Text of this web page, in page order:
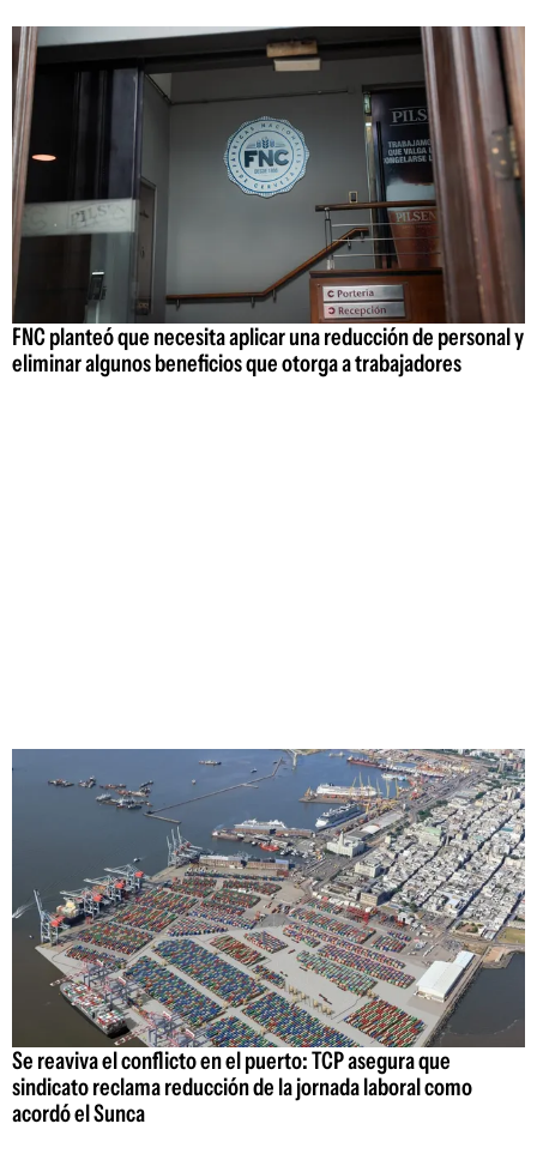
FNC planteó que necesita aplicar una reducción de personal y
eliminar algunos beneficios que otorga a trabajadores
Se reaviva el conflicto en el puerto: TCP asegura que
sindicato reclama reducción de la jornada laboral como
acordó el Sunca